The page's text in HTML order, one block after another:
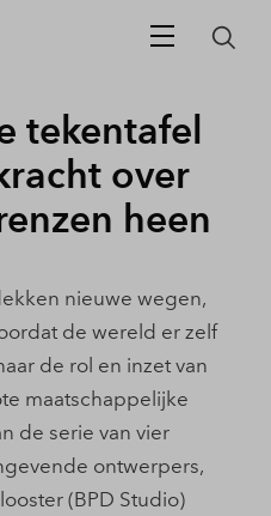
tekentafel
over
heen
nieuwe wegen,
de wereld er zelf
de rol en inzet van
maatschappelijke
de serie van vier
ontwerpers,
(BPD Studio)